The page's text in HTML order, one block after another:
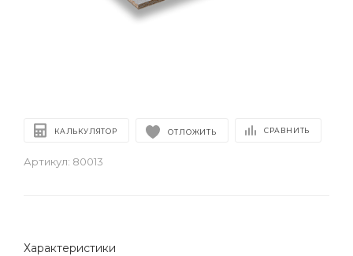
КАЛЬКУЛЯТОР ОТЛОЖИТЬ СРАВНИТЬ
Артикул: 80013
Характеристики